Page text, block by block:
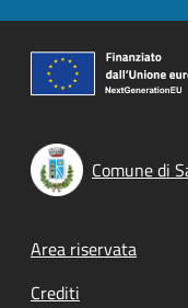
Comune di
Footer
Area riservata
Crediti